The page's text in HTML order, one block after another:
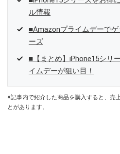
ル情報
■Amazonプライムデーで
ーズ
■【まとめ】iPhone15シリ
イムデーが狙い目！
※記事内で紹介した商品を購入すると、売
とがあります。